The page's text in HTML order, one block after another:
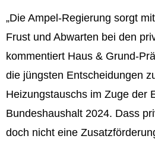
„Die Ampel-Regierung sorgt
Frust und Abwarten bei den
kommentiert Haus & Grund-
die jüngsten Entscheidungen
Heizungstauschs im Zuge der
Bundeshaushalt 2024. Dass
doch nicht eine